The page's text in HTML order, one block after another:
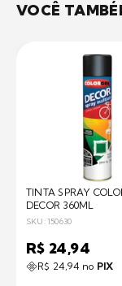
VOCÊ
TINTA SPRAY
DECOR 360ML
SKU: 150630
R$ 24,94
R$ 24,94 no PIX